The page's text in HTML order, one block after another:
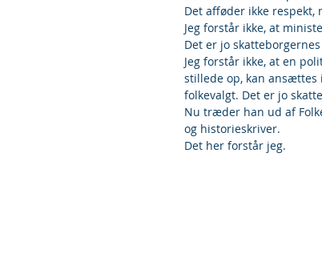
Det afføder ikke respekt,
Jeg forstår ikke, at
Det er jo
Jeg forstår ikke, at en
stillede op, kan ansættes
folkevalgt. Det er jo
Nu træder han ud af
og historieskriver.
Det her forstår jeg.